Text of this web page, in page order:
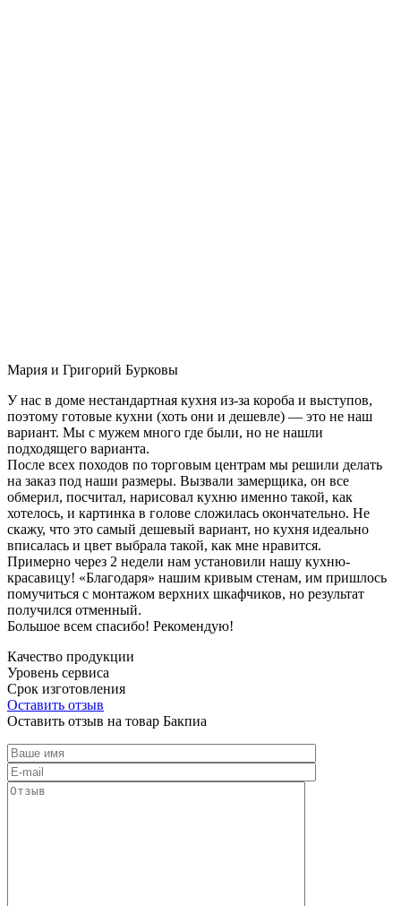
Мария и Григорий Бурковы
У нас в доме нестандартная кухня из-за короба и выступов,
поэтому готовые кухни (хоть они и дешевле) — это не наш
вариант. Мы с мужем много где были, но не нашли
подходящего варианта.
После всех походов по торговым центрам мы решили делать
на заказ под наши размеры. Вызвали замерщика, он все
обмерил, посчитал, нарисовал кухню именно такой, как
хотелось, и картинка в голове сложилась окончательно. Не
скажу, что это самый дешевый вариант, но кухня идеально
вписалась и цвет выбрала такой, как мне нравится.
Примерно через 2 недели нам установили нашу кухню-
красавицу! «Благодаря» нашим кривым стенам, им пришлось
помучиться с монтажом верхних шкафчиков, но результат
получился отменный.
Большое всем спасибо! Рекомендую!
Качество продукции
Уровень сервиса
Срок изготовления
Оставить отзыв
Оставить отзыв на товар Бакпиа